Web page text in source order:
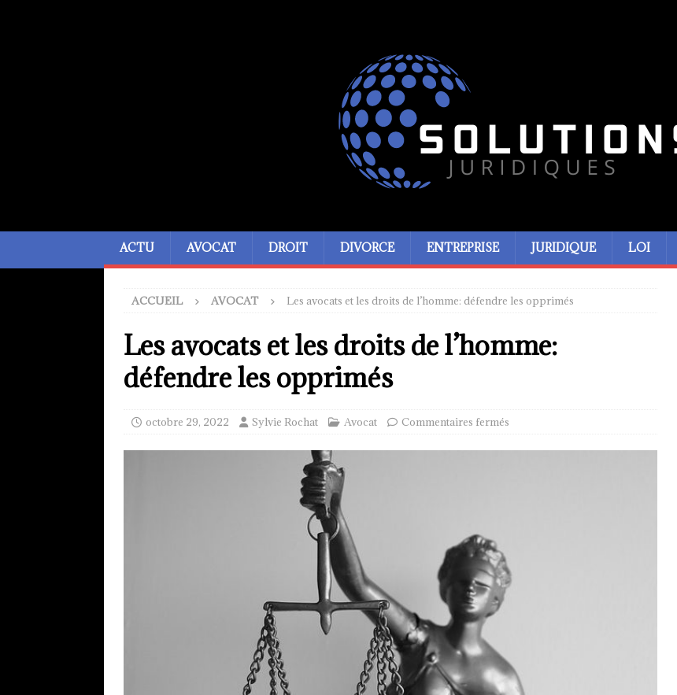
ACTU AVOCAT DROIT DIVORCE ENTREPRISE JURIDIQUE LOI
ACCUEIL AVOCAT Les avocats et les droits de l’homme: défendre les opprimés
Les avocats et les droits de l’homme:
défendre les opprimés
octobre 29, 2022 Sylvie Rochat Avocat Commentaires fermés